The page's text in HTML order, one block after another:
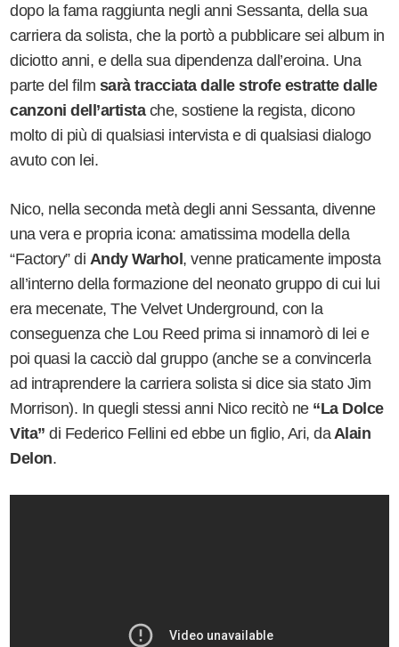
dopo la fama raggiunta negli anni Sessanta, della sua
carriera da solista, che la portò a pubblicare sei album in
diciotto anni, e della sua dipendenza dall’eroina. Una
parte del film sarà tracciata dalle strofe estratte dalle
canzoni dell’artistache, sostiene la regista, dicono
molto di più di qualsiasi intervista e di qualsiasi dialogo
avuto con lei.
Nico, nella seconda metà degli anni Sessanta, divenne
una vera e propria icona: amatissima modella della
“Factory” di Andy Warhol, venne praticamente imposta
all’interno della formazione del neonato gruppo di cui lui
era mecenate, The Velvet Underground, con la
conseguenza che Lou Reed prima si innamorò di lei e
poi quasi la cacciò dal gruppo (anche se a convincerla
ad intraprendere la carriera solista si dice sia stato Jim
Morrison). In quegli stessi anni Nico recitò ne“La Dolce
Vita” di Federico Fellini ed ebbe un figlio, Ari, da Alain
Delon.